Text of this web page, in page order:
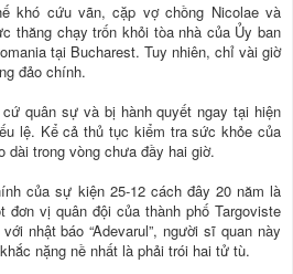
khó cứu vãn, cặp vợ chồng Nicolae và
thăng chạy trốn khỏi tòa nhà của Ủy ban
tại Bucharest. Tuy nhiên, chỉ vài giờ
đảo chính.
quân sự và bị hành quyết ngay tại hiện
lệ. Kể cả thủ tục kiểm tra sức khỏe của
trong vòng chưa đầy hai giờ.
của sự kiện 25-12 cách đây 20 năm là
đơn vị quân đội của thành phố Targoviste
nhật báo “Adevarul”, người sĩ quan này
nặng nề nhất là phải trói hai tử tù.